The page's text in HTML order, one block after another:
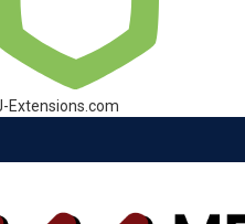
Extensions.com